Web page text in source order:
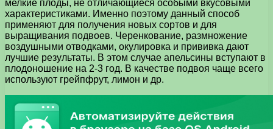
мелкие плоды, не отличающиеся особыми вкусовыми
характеристиками. Именно поэтому данный способ
применяют для получения новых сортов и для
выращивания подвоев. Черенкование, размножение
воздушными отводками, окулировка и прививка дают
лучшие результаты. В этом случае апельсины вступают в
плодоношение на 2-3 год. В качестве подвоя чаще всего
используют грейпфрут, лимон и др.